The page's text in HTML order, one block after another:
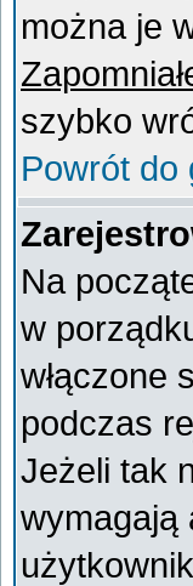
można je
szybko
Powrót do
Na
w
włączone
podczas
Jeżeli tak
wymagają